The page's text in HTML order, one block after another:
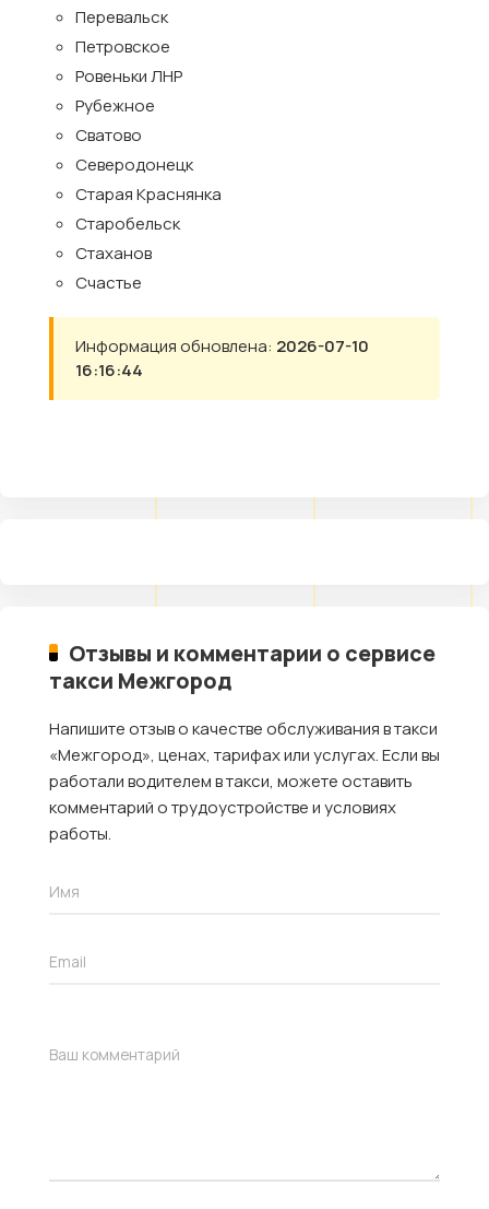
Перевальск
Петровское
Ровеньки ЛНР
Рубежное
Сватово
Северодонецк
Старая Краснянка
Старобельск
Стаханов
Счастье
Информация обновлена: 2026-07-10
16:16:44
Отзывы и комментарии о сервисе
такси Межгород
Напишите отзыв о качестве обслуживания в такси
«Межгород», ценах, тарифах или услугах. Если вы
работали водителем в такси, можете оставить
комментарий о трудоустройстве и условиях
работы.